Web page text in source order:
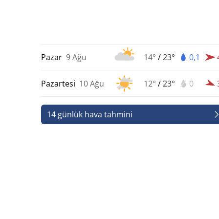
Pazar 9 Ağu 14° /23° 0,1
Pazartesi 10 Ağu 12° /23° 0
14 günlük hava tahmini